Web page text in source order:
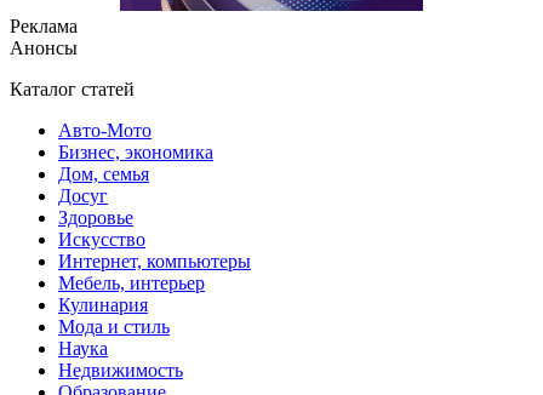
Реклама
Анонсы
Каталог статей
Авто-Мото
Бизнес, экономика
Дом, семья
Досуг
Здоровье
Искусство
Интернет, компьютеры
Мебель, интерьер
Кулинария
Мода и стиль
Наука
Недвижимость